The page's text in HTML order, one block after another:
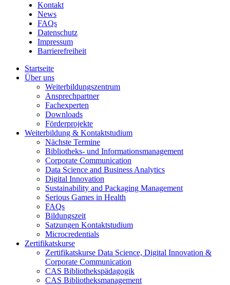
Kontakt
News
FAQs
Datenschutz
Impressum
Barrierefreiheit
Startseite
Über uns
Weiterbildungszentrum
Ansprechpartner
Fachexperten
Downloads
Förderprojekte
Weiterbildung & Kontaktstudium
Nächste Termine
Bibliotheks- und Informationsmanagement
Corporate Communication
Data Science and Business Analytics
Digital Innovation
Sustainability and Packaging Management
Serious Games in Health
FAQs
Bildungszeit
Satzungen Kontaktstudium
Microcredentials
Zertifikatskurse
Zertifikatskurse Data Science, Digital Innovation &
Corporate Communication
CAS Bibliothekspädagogik
CAS Bibliotheksmanagement